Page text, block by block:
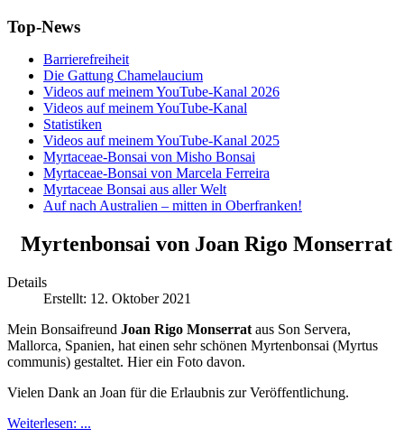
Top-News
Barrierefreiheit
Die Gattung Chamelaucium
Videos auf meinem YouTube-Kanal 2026
Videos auf meinem YouTube-Kanal
Statistiken
Videos auf meinem YouTube-Kanal 2025
Myrtaceae-Bonsai von Misho Bonsai
Myrtaceae-Bonsai von Marcela Ferreira
Myrtaceae Bonsai aus aller Welt
Auf nach Australien – mitten in Oberfranken!
Myrtenbonsai von Joan Rigo Monserrat
Details
Erstellt: 12. Oktober 2021
Mein Bonsaifreund Joan Rigo Monserrat aus Son Servera,
Mallorca, Spanien, hat einen sehr schönen Myrtenbonsai (Myrtus
communis) gestaltet. Hier ein Foto davon.
Vielen Dank an Joan für die Erlaubnis zur Veröffentlichung.
Weiterlesen: ...